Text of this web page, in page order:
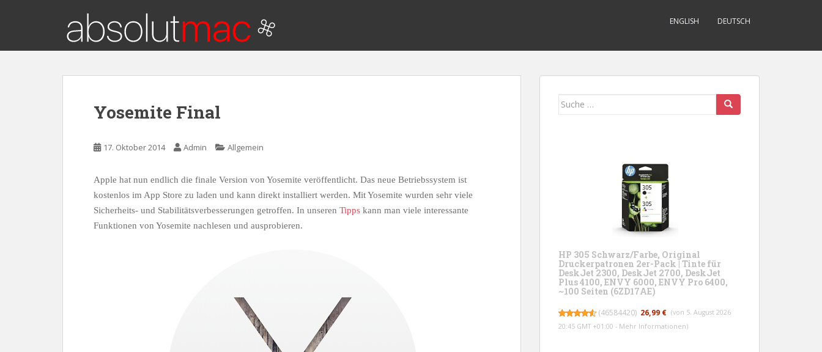
p
ENGLISH DEUTSCH
Yosemite Final
17. Oktober 2014 Admin Allgemein
Apple hat nun endlich die finale Version von Yosemite veröffentlicht. Das neue Betriebssystem ist
kostenlos im App Store zu laden und kann direkt installiert werden. Mit Yosemite wurden sehr viele
Sicherheits- und Stabilitätsverbesserungen getroffen. In unseren Tipps kann man viele interessante
Funktionen von Yosemite nachlesen und ausprobieren.
Suche
HP 305 Schwarz/Farbe, Original
Druckerpatronen 2er-Pack | Tinte für
DeskJet 2300, DeskJet 2700, DeskJet
Plus 4100, ENVY 6000, ENVY Pro 6400,
~100 Seiten (6ZD17AE)
(46584420) 26,99 € (von 5. August 2026
20:45 GMT +01:00 - Mehr Informationen)